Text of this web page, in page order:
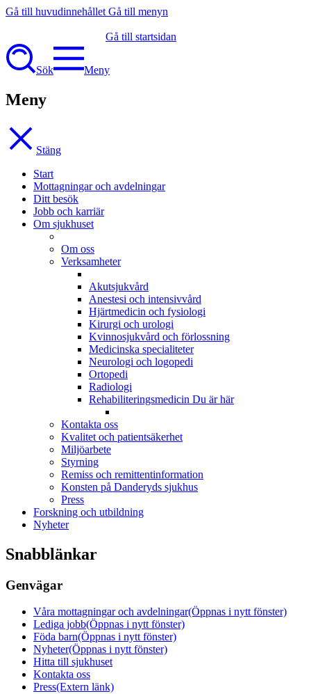
Gå till huvudinnehållet Gå till menyn
Gå till startsidan
Sök Meny
Meny
Stäng
Start
Mottagningar och avdelningar
Ditt besök
Jobb och karriär
Om sjukhuset
Om oss
Verksamheter
Akutsjukvård
Anestesi och intensivvård
Hjärtmedicin och fysiologi
Kirurgi och urologi
Kvinnosjukvård och förlossning
Medicinska specialiteter
Neurologi och logopedi
Ortopedi
Radiologi
Rehabiliteringsmedicin Du är här
Kontakta oss
Kvalitet och patientsäkerhet
Miljöarbete
Styrning
Remiss och remittentinformation
Konsten på Danderyds sjukhus
Press
Forskning och utbildning
Nyheter
Snabblänkar
Genvägar
Våra mottagningar och avdelningar(Öppnas i nytt fönster)
Lediga jobb(Öppnas i nytt fönster)
Föda barn(Öppnas i nytt fönster)
Nyheter(Öppnas i nytt fönster)
Hitta till sjukhuset
Kontakta oss
Press(Extern länk)